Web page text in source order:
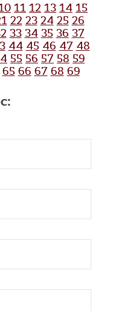
11 12 13 14 15
22 23 24 25 26
33 34 35 36 37
44 45 46 47 48
55 56 57 58 59
65 66 67 68 69